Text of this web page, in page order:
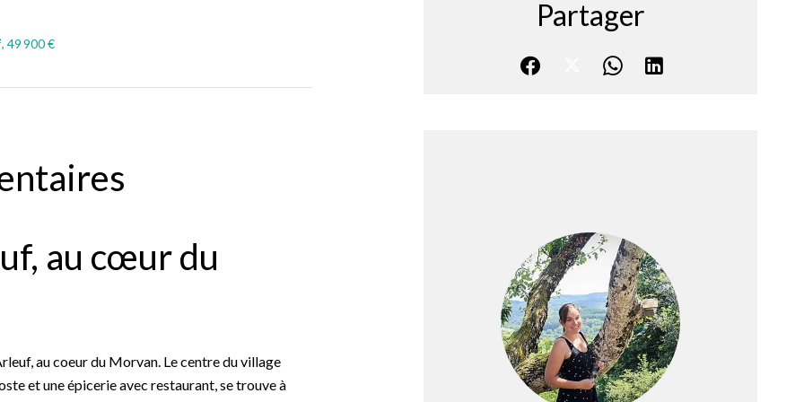
49 900 €
au cœur du
au coeur du Morvan. Le centre du village
et une épicerie avec restaurant, se trouve à
Partager